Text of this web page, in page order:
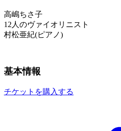
高嶋ちさ子
12人のヴァイオリニスト
村松亜紀(ピアノ)
基本情報
チケットを購入する